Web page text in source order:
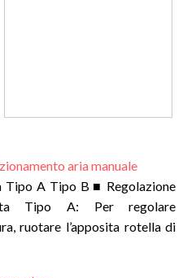
aria manuale
Tipo A Tipo B ■ Regolazione
Tipo A: Per regolare
ruotare l’apposita rotella di